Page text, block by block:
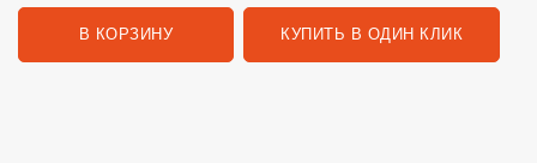
В КОРЗИНУ КУПИТЬ В ОДИН КЛИК